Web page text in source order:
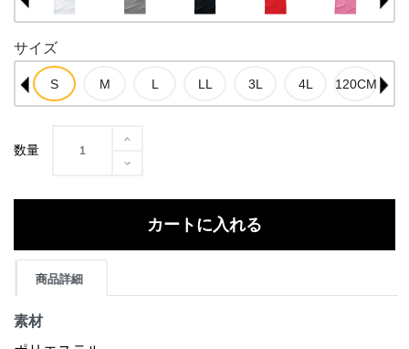
サイズ
数量
カートに入れる
商品詳細
素材